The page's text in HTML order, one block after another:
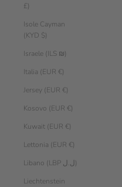
£)
Isole Cayman
(KYD $)
Israele (ILS ₪)
Italia (EUR €)
Jersey (EUR €)
Kosovo (EUR €)
Kuwait (EUR €)
Lettonia (EUR €)
Libano (LBP ل.ل)
Liechtenstein